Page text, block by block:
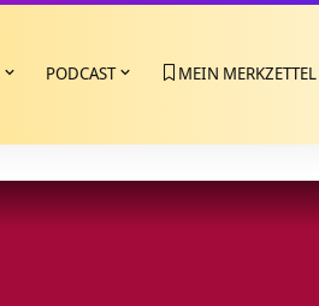
PODCAST MEIN MERKZETTEL